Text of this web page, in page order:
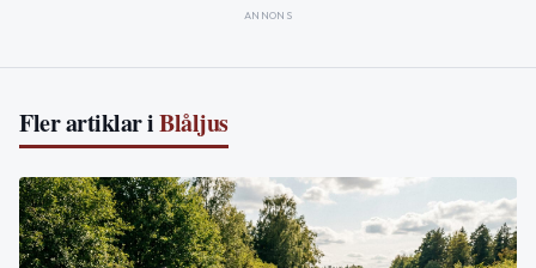
ANNONS
Fler artiklar iBlåljus